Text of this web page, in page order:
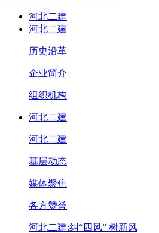
河北二建
河北二建
历史沿革
企业简介
组织机构
河北二建
河北二建
基层动态
媒体聚焦
各方赞誉
河北二建:纠“四风” 树新风